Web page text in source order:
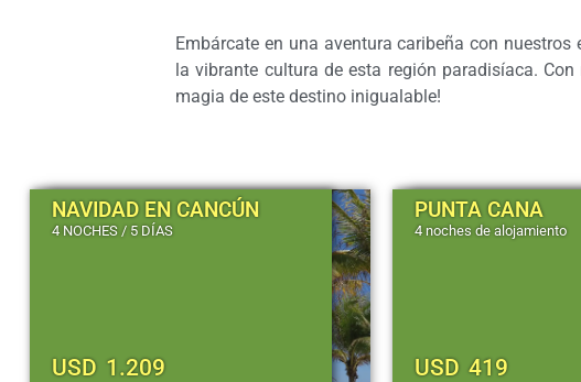
Embárcate en una aventura caribeña con
la vibrante cultura de esta región paradisíaca.
magia de este destino inigualable!
NAVIDAD EN CANCÚN
4 NOCHES / 5 DÍAS
USD 1.209
PUNTA CANA
4 noches de alojamiento
USD 419